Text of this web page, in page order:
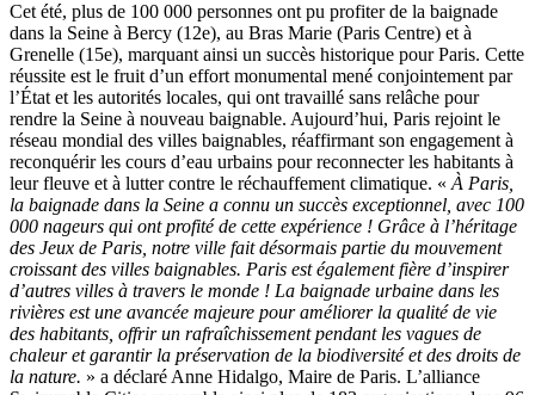
Cet été, plus de 100 000 personnes ont pu profiter de la baignade
dans la Seine à Bercy (12e), au Bras Marie (Paris Centre) et à
Grenelle (15e), marquant ainsi un succès historique pour Paris. Cette
réussite est le fruit d’un effort monumental mené conjointement par
l’État et les autorités locales, qui ont travaillé sans relâche pour
rendre la Seine à nouveau baignable. Aujourd’hui, Paris rejoint le
réseau mondial des villes baignables, réaffirmant son engagement à
reconquérir les cours d’eau urbains pour reconnecter les habitants à
leur fleuve et à lutter contre le réchauffement climatique. «À Paris,
la baignade dans la Seine a connu un succès exceptionnel, avec 100
000 nageurs qui ont profité de cette expérience ! Grâce à l’héritage
des Jeux de Paris, notre ville fait désormais partie du mouvement
croissant des villes baignables. Paris est également fière d’inspirer
d’autres villes à travers le monde ! La baignade urbaine dans les
rivières est une avancée majeure pour améliorer la qualité de vie
des habitants, offrir un rafraîchissement pendant les vagues de
chaleur et garantir la préservation de la biodiversité et des droits de
la nature. » a déclaré Anne Hidalgo, Maire de Paris. L’alliance